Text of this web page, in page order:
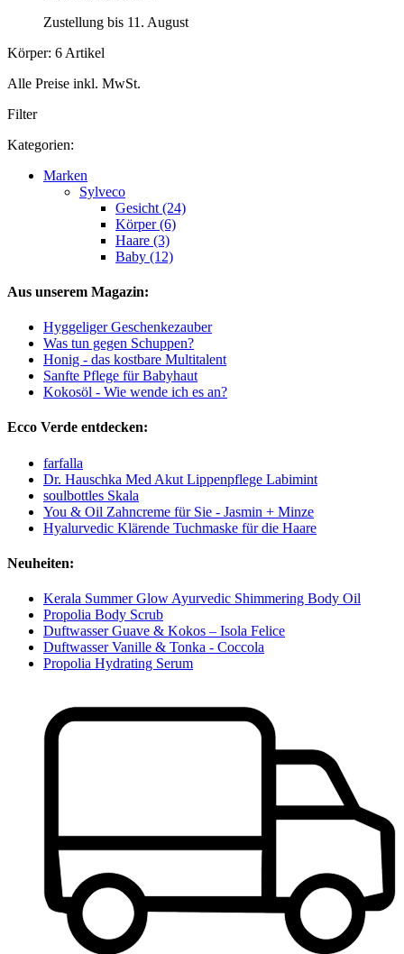
Zustellung bis 11. August
Körper: 6 Artikel
Alle Preise inkl. MwSt.
Filter
Kategorien:
Marken
Sylveco
Gesicht (24)
Körper (6)
Haare (3)
Baby (12)
Aus unserem Magazin:
Hyggeliger Geschenkezauber
Was tun gegen Schuppen?
Honig - das kostbare Multitalent
Sanfte Pflege für Babyhaut
Kokosöl - Wie wende ich es an?
Ecco Verde entdecken:
farfalla
Dr. Hauschka Med Akut Lippenpflege Labimint
soulbottles Skala
You & Oil Zahncreme für Sie - Jasmin + Minze
Hyalurvedic Klärende Tuchmaske für die Haare
Neuheiten:
Kerala Summer Glow Ayurvedic Shimmering Body Oil
Propolia Body Scrub
Duftwasser Guave & Kokos – Isola Felice
Duftwasser Vanille & Tonka - Coccola
Propolia Hydrating Serum